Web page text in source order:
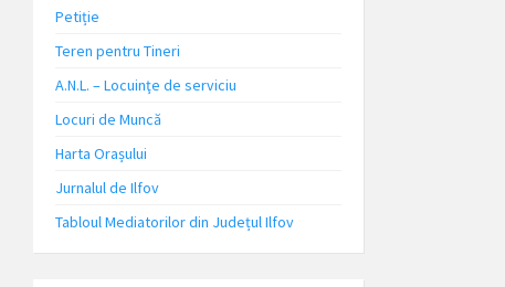
Petiție
Teren pentru Tineri
A.N.L. – Locuinţe de serviciu
Locuri de Muncă
Harta Orașului
Jurnalul de Ilfov
Tabloul Mediatorilor din Județul Ilfov